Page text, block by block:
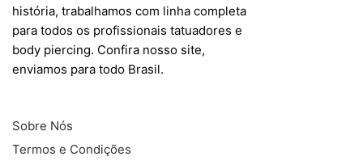
história, trabalhamos com linha completa
para todos os profissionais tatuadores e
body piercing. Confira nosso site,
enviamos para todo Brasil.
Sobre Nós
Termos e Condições